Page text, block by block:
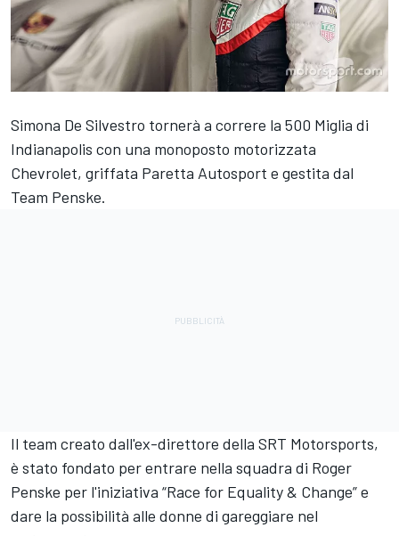
Simona De Silvestro tornerà a correre la 500 Miglia di
Indianapolis con una monoposto motorizzata
Chevrolet, griffata Paretta Autosport e gestita dal
Team Penske.
Il team creato dall'ex-direttore della SRT Motorsports,
è stato fondato per entrare nella squadra di Roger
Penske per l'iniziativa “Race for Equality & Change” e
dare la possibilità alle donne di gareggiare nel